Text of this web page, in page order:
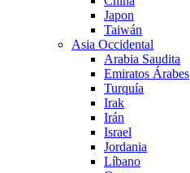
Japon
Taiwán
Asia Occidental
Arabia Saudita
Emiratos Árabes
Turquía
Irak
Irán
Israel
Jordania
Líbano